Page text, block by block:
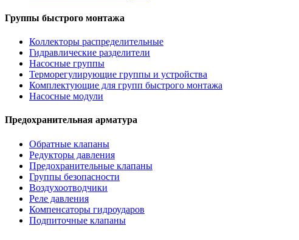
Группы быстрого монтажа
Коллекторы распределительные
Гидравлические разделители
Насосные группы
Терморегулирующие группы и устройства
Комплектующие для групп быстрого монтажа
Насосные модули
Предохранительная арматура
Обратные клапаны
Редукторы давления
Предохранительные клапаны
Группы безопасности
Воздухоотводчики
Реле давления
Компенсаторы гидроударов
Подпиточные клапаны